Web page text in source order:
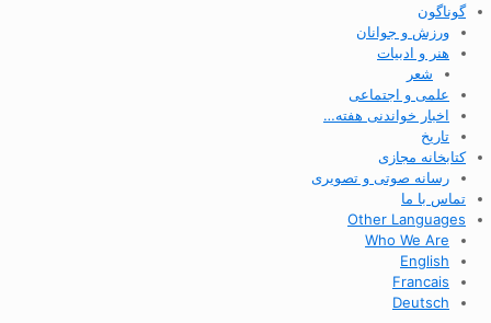
گوناگون
ورزش و جوانان
هنر و ادبیات
شعر
علمی و اجتماعی
اخبار خواندنی هفته…
تاریخ
کتابخانه مجازی
رسانه صوتی و تصویری
تماس با ما
Other Languages
Who We Are
English
Francais
Deutsch